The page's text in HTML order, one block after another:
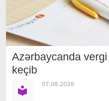
Azərbaycanda vergi
keçib
07.08.2026